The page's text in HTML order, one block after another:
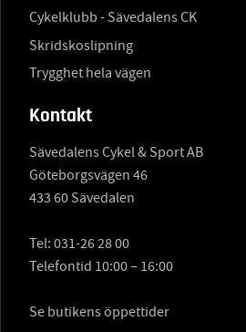
Cykelklubb - Sävedalens CK
Skridskoslipning
Trygghet hela vägen
Kontakt
Sävedalens Cykel & Sport AB
Göteborgsvägen 46
433 60 Sävedalen
Tel: 031-26 28 00
Telefontid 10:00 – 16:00
Se butikens öppettider